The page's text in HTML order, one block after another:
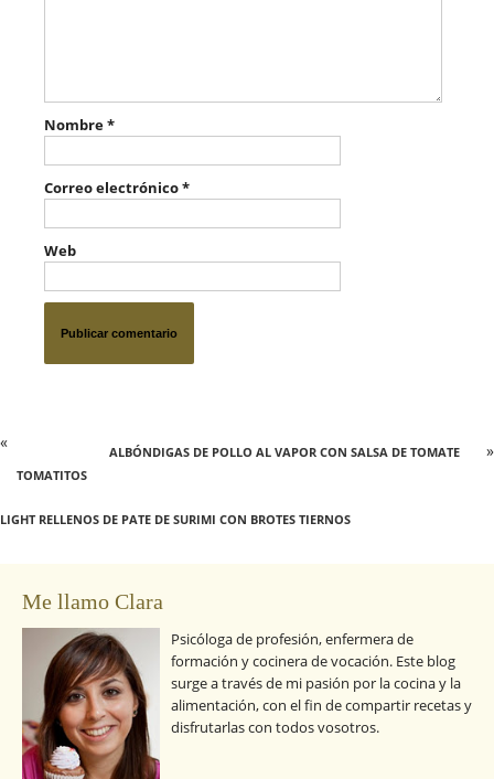
Nombre*
Correo electrónico*
Web
ALBÓNDIGAS DE POLLO AL VAPOR CON SALSA DE TOMATE »
«
TOMATITOS
LIGHT RELLENOS DE PATE DE SURIMI CON BROTES TIERNOS
Me llamo Clara
Psicóloga de profesión, enfermera de
formación y cocinera de vocación. Este blog
surge a través de mi pasión por la cocina y la
alimentación, con el fin de compartir recetas y
disfrutarlas con todos vosotros.